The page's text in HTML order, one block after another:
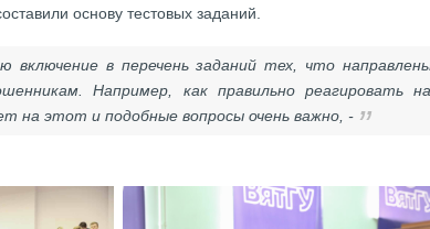
основу тестовых заданий.
включение в перечень заданий тех, что
Например, как правильно реагировать
на этот и подобные вопросы очень важно, -